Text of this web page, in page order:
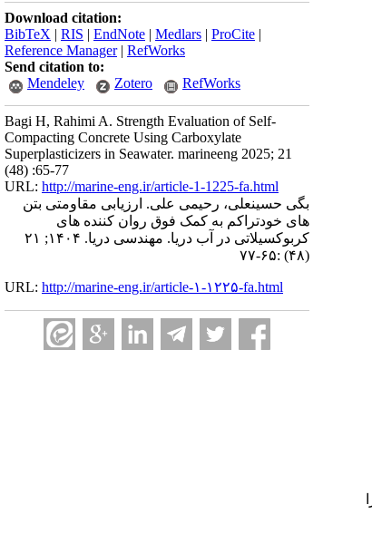
Download citation:
BibTeX | RIS | EndNote | Medlars | ProCite |
Reference Manager| RefWorks
Send citation to:
Mendeley
Zotero RefWorks
Bagi H, Rahimi A. Strength Evaluation of Self-
Compacting Concrete Using Carboxylate
Superplasticizers in Seawater. marineeng 2025; 21
(48) :65-77
URL: http://marine-eng.ir/article-1-1225-fa.html
بگی حسینعلی، رحیمی علی. ارزیابی مقاومتی بتن
های خودتراکم به کمک فوق روان کننده های
کربوکسیلاتی در آب دریا. مهندسی دریا. ۱۴۰۴; ۲۱
(۴۸) :۶۵-۷۷
URL: http://marine-eng.ir/article-۱-۱۲۲۵-fa.html